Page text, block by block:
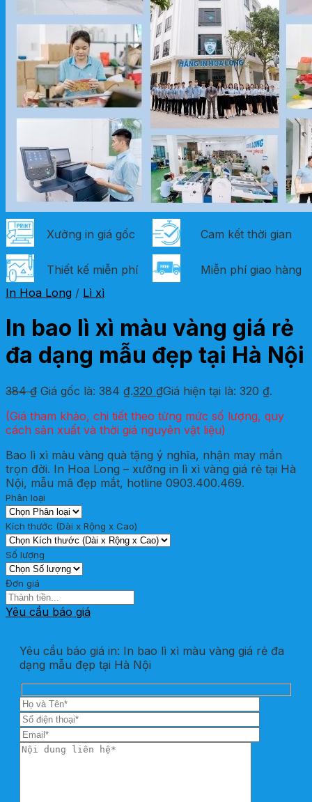
Xưởng in giá gốc Cam kết thời gian
Thiết kế miễn phí
Miễn phí giao hàng
In Hoa Long / Lì xì
In bao lì xì màu vàng giá rẻ
đa dạng mẫu đẹp tại Hà Nội
384₫ Giá gốc là: 384 ₫.320 ₫Giá hiện tại là: 320 ₫.
(Giá tham khảo, chi tiết theo từng mức số lượng, quy
cách sản xuất và thời giá nguyên vật liệu)
Bao lì xì màu vàng quà tặng ý nghĩa, nhận may mắn
trọn đời. In Hoa Long – xưởng in lì xì vàng giá rẻ tại Hà
Nội, mẫu mã đẹp mắt, hotline 0903.400.469.
Phân loại
Kích thước (Dài x Rộng x Cao)
Số lượng
Đơn giá
Yêu cầu báo giá
Yêu cầu báo giá in: In bao lì xì màu vàng giá rẻ đa
dạng mẫu đẹp tại Hà Nội